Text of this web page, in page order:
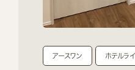
アースワン ホテルラ